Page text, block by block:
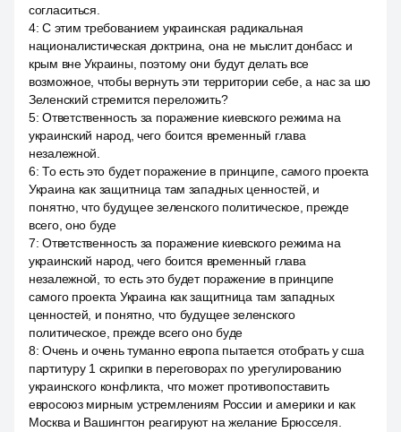
согласиться.
4:С этим требованием украинская радикальная
националистическая доктрина, она не мыслит донбасс и
крым вне Украины, поэтому они будут делать все
возможное, чтобы вернуть эти территории себе, а нас за шо
Зеленский стремится переложить?
5:Ответственность за поражение киевского режима на
украинский народ, чего боится временный глава
незалежной.
6:То есть это будет поражение в принципе, самого проекта
Украина как защитница там западных ценностей, и
понятно, что будущее зеленского политическое, прежде
всего, оно буде
7:Ответственность за поражение киевского режима на
украинский народ, чего боится временный глава
незалежной, то есть это будет поражение в принципе
самого проекта Украина как защитница там западных
ценностей, и понятно, что будущее зеленского
политическое, прежде всего оно буде
8:Очень и очень туманно европа пытается отобрать у сша
партитуру 1 скрипки в переговорах по урегулированию
украинского конфликта, что может противопоставить
евросоюз мирным устремлениям России и америки и как
Москва и Вашингтон реагируют на желание Брюсселя.